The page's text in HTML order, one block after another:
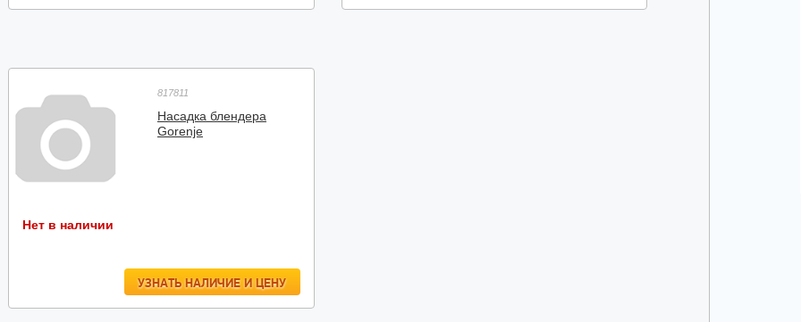
817811
Насадка блендера
Gorenje
УЗНАТЬ НАЛИЧИЕ И ЦЕНУ
Нет в наличии